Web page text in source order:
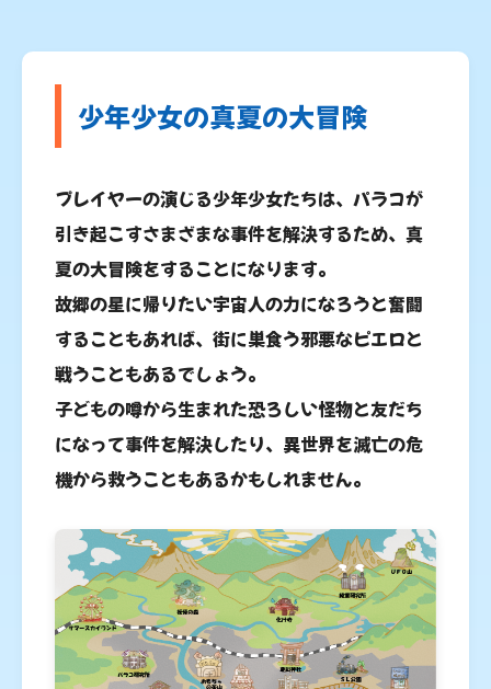
少年少女の真夏の大冒険
プレイヤーの演じる少年少女たちは、パラコが
引き起こすさまざまな事件を解決するため、真
夏の大冒険をすることになります。
故郷の星に帰りたい宇宙人の力になろうと奮闘
することもあれば、街に巣食う邪悪なピエロと
戦うこともあるでしょう。
子どもの噂から生まれた恐ろしい怪物と友だち
になって事件を解決したり、異世界を滅亡の危
機から救うこともあるかもしれません。